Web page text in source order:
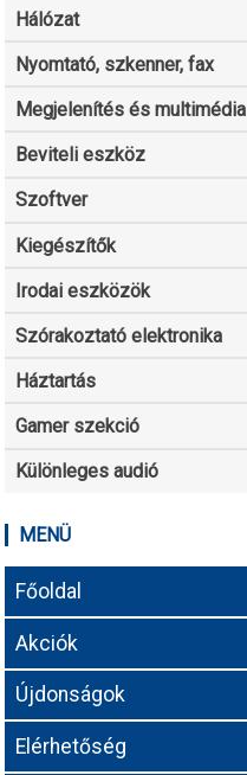
Hálózat
Nyomtató, szkenner, fax
Megjelenítés és multimédia
Beviteli eszköz
Szoftver
Kiegészítők
Irodai eszközök
Szórakoztató elektronika
Háztartás
Gamer szekció
Különleges audió
MENÜ
Főoldal
Akciók
Újdonságok
Elérhetőség